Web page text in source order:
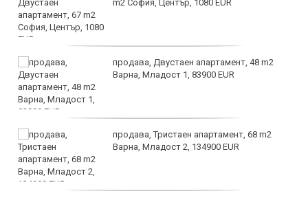
m2 София, Център, 1080 EUR
продава, Двустаен апартамент, 48 m2
Варна, Младост 1, 83900 EUR
продава, Тристаен апартамент, 68 m2
Варна, Младост 2, 134900 EUR